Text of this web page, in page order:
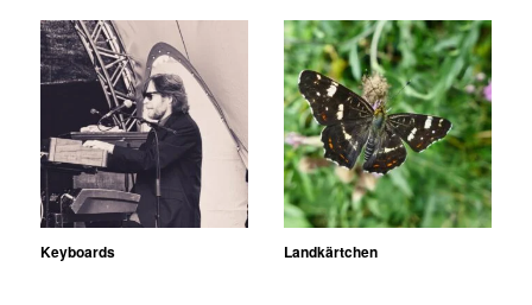
Keyboards Landkärtchen